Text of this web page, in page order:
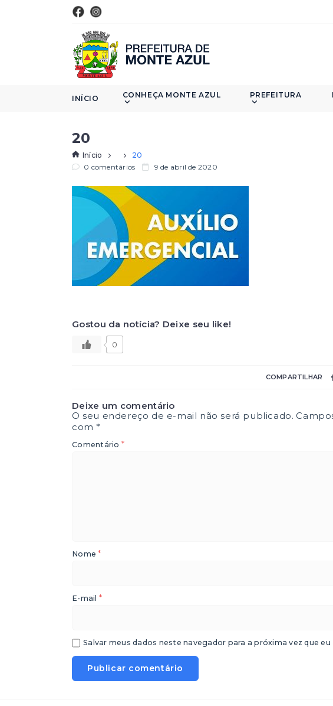
INÍCIO CONHEÇA MONTE AZUL PREFEITURA
20
Início
20
0 comentários
9 de abril de 2020
Gostou da notícia? Deixe seu like!
0
COMPARTILHAR
Deixe um comentário
O seu endereço de e-mail não será publicado.
com*
Comentário *
Nome*
E-mail *
Salvar meus dados neste navegador para a próxima vez que